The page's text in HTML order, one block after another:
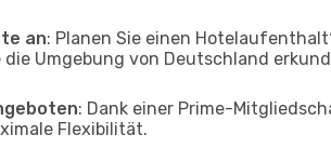
an: Planen Sie einen
die Umgebung von Deutschland
: Dank einer Prime-
Flexibilität.